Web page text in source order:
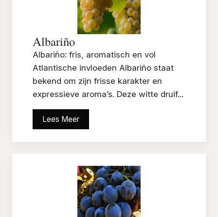
Albariño
Albariño: fris, aromatisch en vol
Atlantische invloeden Albariño staat
bekend om zijn frisse karakter en
expressieve aroma’s. Deze witte druif...
Lees Meer